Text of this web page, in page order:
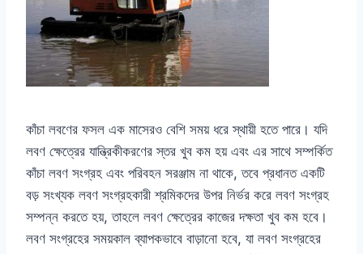
কাঁচা লবণের ফসল এক মাসেরও বেশি সময় ধরে স্থায়ী হতে পারে। যদি
লবণ ক্ষেত্রের যান্ত্রিকীকরণের স্তর খুব কম হয় এবং এর সাথে সম্পর্কিত
কাঁচা লবণ সংগ্রহ এবং পরিবহন সরঞ্জাম না থাকে, তবে প্রধানত একটি
বড় সংখ্যক লবণ সংগ্রহকারী শ্রমিকদের উপর নির্ভর করে লবণ সংগ্রহ
সম্পন্ন করতে হয়, তাহলে লবণ ক্ষেত্রের কাজের দক্ষতা খুব কম হবে।
লবণ সংগ্রহের সময়কাল ব্যাপকভাবে বাড়ানো হবে, যা লবণ সংগ্রহের